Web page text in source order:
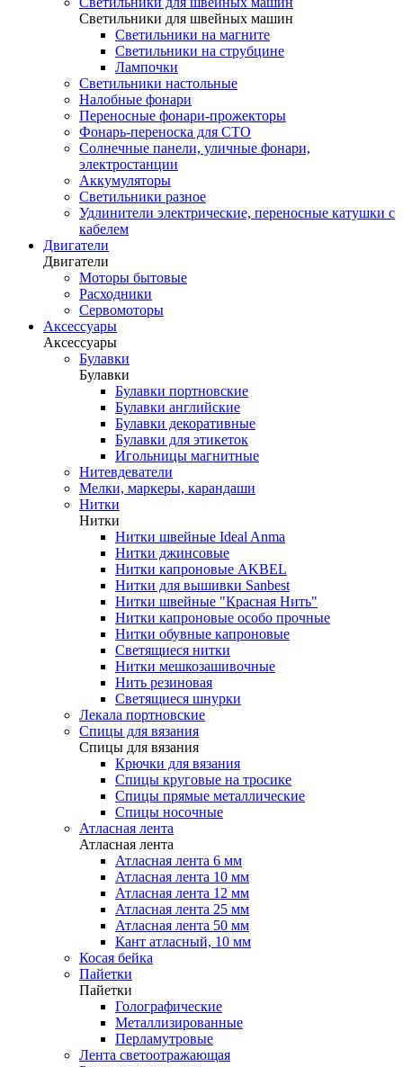
Светильники для швейных машин
Светильники на магните
Светильники на струбцине
Лампочки
Светильники настольные
Налобные фонари
Переносные фонари-прожекторы
Фонарь-переноска для СТО
Солнечные панели, уличные фонари,
электростанции
Аккумуляторы
Светильники разное
Удлинители электрические, переносные катушки с
кабелем
Двигатели
Двигатели
Моторы бытовые
Расходники
Сервомоторы
Аксессуары
Аксессуары
Булавки
Булавки
Булавки портновские
Булавки английские
Булавки декоративные
Булавки для этикеток
Игольницы магнитные
Нитевдеватели
Мелки, маркеры, карандаши
Нитки
Нитки
Нитки швейные Ideal Anma
Нитки джинсовые
Нитки капроновые AKBEL
Нитки для вышивки Sanbest
Нитки швейные "Красная Нить"
Нитки капроновые особо прочные
Нитки обувные капроновые
Светящиеся нитки
Нитки мешкозашивочные
Нить резиновая
Светящиеся шнурки
Лекала портновские
Спицы для вязания
Спицы для вязания
Крючки для вязания
Спицы круговые на тросике
Спицы прямые металлические
Спицы носочные
Атласная лента
Атласная лента
Атласная лента 6 мм
Атласная лента 10 мм
Атласная лента 12 мм
Атласная лента 25 мм
Атласная лента 50 мм
Кант атласный, 10 мм
Косая бейка
Пайетки
Пайетки
Голографические
Металлизированные
Перламутровые
Лента светоотражающая